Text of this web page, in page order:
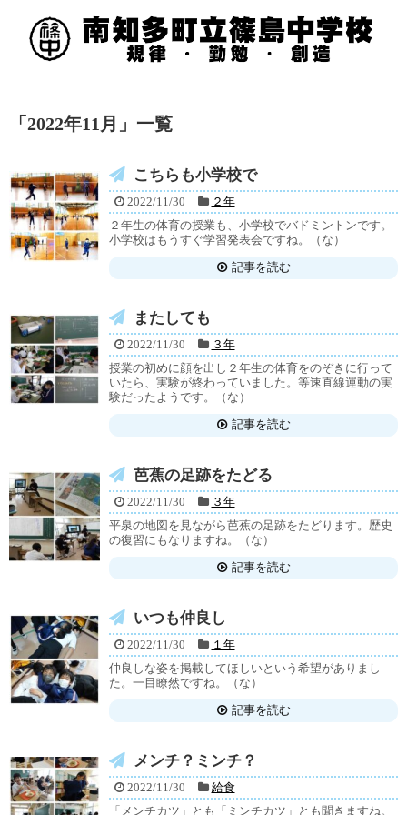
「 2022年11月 」 一覧
こちらも小学校で
2022/11/30
２年
２年生の体育の授業も、小学校でバドミントンです。
小学校はもうすぐ学習発表会ですね。（な）
記事を読む
またしても
2022/11/30
３年
授業の初めに顔を出し２年生の体育をのぞきに行って
いたら、実験が終わっていました。等速直線運動の実
験だったようです。（な）
記事を読む
芭蕉の足跡をたどる
2022/11/30
３年
平泉の地図を見ながら芭蕉の足跡をたどります。歴史
の復習にもなりますね。（な）
記事を読む
いつも仲良し
2022/11/30
１年
仲良しな姿を掲載してほしいという希望がありまし
た。一目瞭然ですね。（な）
記事を読む
メンチ？ミンチ？
2022/11/30
給食
「メンチカツ」とも「ミンチカツ」とも聞きますね。